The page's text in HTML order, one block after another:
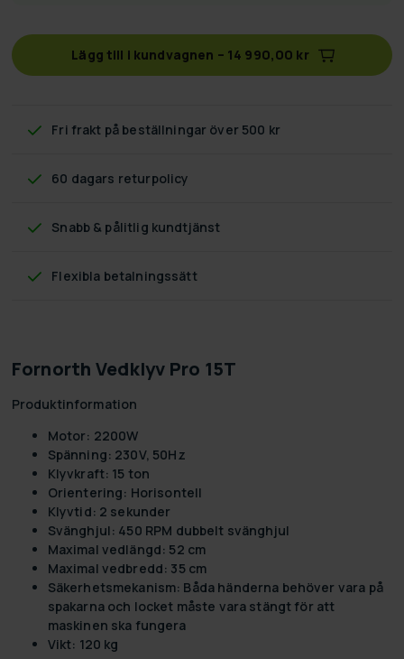
Lägg till i kundvagnen – 14 990,00 kr
Fri frakt på beställningar över 500 kr
60 dagars returpolicy
Snabb & pålitlig kundtjänst
Flexibla betalningssätt
Fornorth Vedklyv Pro 15T
Produktinformation
Motor: 2200W
Spänning: 230V, 50Hz
Klyvkraft: 15 ton
Orientering: Horisontell
Klyvtid: 2 sekunder
Svänghjul: 450 RPM dubbelt svänghjul
Maximal vedlängd: 52 cm
Maximal vedbredd: 35 cm
Säkerhetsmekanism: Båda händerna behöver vara på
spakarna och locket måste vara stängt för att
maskinen ska fungera
Vikt: 120 kg